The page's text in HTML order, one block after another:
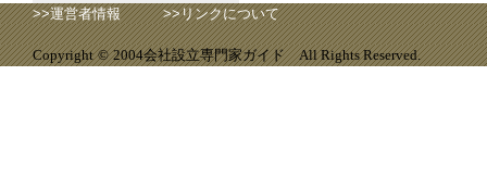
>>運営者情報 >>リンクについて
Copyright © 2004会社設立専門家ガイドAll Rights Reserved.